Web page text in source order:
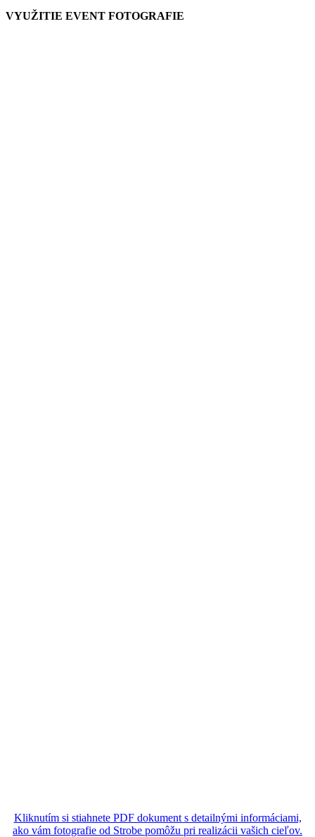
VYUŽITIE EVENT FOTOGRAFIE
Kliknutím si stiahnete PDF dokument s detailnými informáciami,
ako vám fotografie od Strobe pomôžu pri realizácii vašich cieľov.